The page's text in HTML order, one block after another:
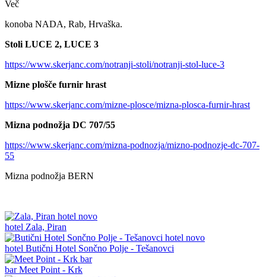
Več
konoba NADA, Rab, Hrvaška.
Stoli LUCE 2, LUCE 3
https://www.skerjanc.com/notranji-stoli/notranji-stol-luce-3
Mizne plošče furnir hrast
https://www.skerjanc.com/mizne-plosce/mizna-plosca-furnir-hrast
Mizna podnožja DC 707/55
https://www.skerjanc.com/mizna-podnozja/mizno-podnozje-dc-707-
55
Mizna podnožja BERN
novo
hotel Zala, Piran
novo
hotel Butični Hotel Sončno Polje - Tešanovci
barMeet Point - Krk